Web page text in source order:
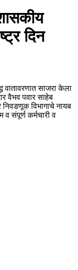
दिन
वातावरणात साजरा केला
वैभव पवार साहेब
विभागाचे नायब
व संपूर्ण कर्मचारी व